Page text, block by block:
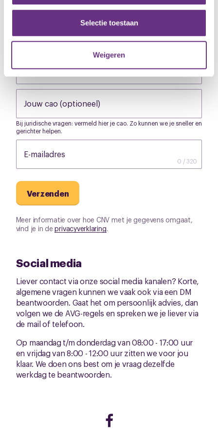
partners voor social media, adverteren en analyse. Deze
partners kunnen deze gegevens combineren met andere
informatie die u aan ze heeft verstrekt of die ze hebben
verzameld op basis van uw gebruik van hun services.
U kunt uw toestemming op elk moment wijzigen of
het ronde cookie-instellingenicoontje linksonder op de
pagina.
Selectie toestaan
Weigeren
AchternaamNone
PostcodeNone
Jouw cao (optioneel)
Bij juridische vragen: vermeld hier je cao. Zo kunnen we je sneller en
gerichter helpen.
E-mailadres
0 / 320
Verzenden
Meer informatie over hoe CNV met je gegevens omgaat,
vind je in deprivacyverklaring.
Social media
Liever contact via onze social media kanalen? Korte,
algemene vragen kunnen we vaak ook via een DM
beantwoorden. Gaat het om persoonlijk advies, dan
volgen we de AVG-regels en spreken we je liever via
de mail of telefoon.
Op maandag t/m donderdag van 08:00 - 17:00 uur
en vrijdag van 8:00 - 12:00 uur zitten we voor jou
klaar. We doen ons best om je vraag dezelfde
werkdag te beantwoorden.